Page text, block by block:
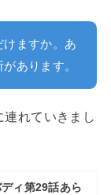
けますか。あ
あります。
連れていきまし
ィ第29話あら